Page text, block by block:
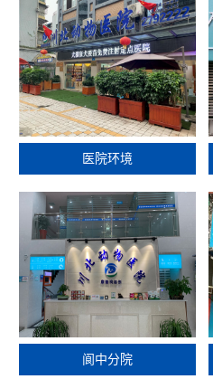
医院环境
阆中分院